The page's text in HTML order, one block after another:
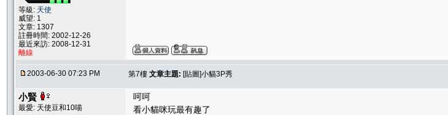
等級: 天使
威望: 1
文章: 1307
註冊時間: 2002-12-26
最近來訪: 2008-12-31
離線
2003-06-30 07:23 PM 第7樓 文章主題: [貼圖]小貓3P秀
小賢
最愛: 天使豆和10喵
呵呵
看小貓咪玩最有趣了